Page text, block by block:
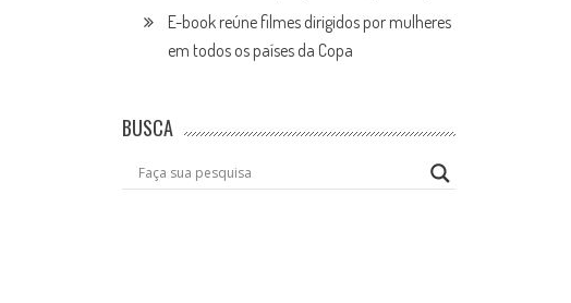
E-book reúne filmes dirigidos por mulheres
em todos os países da Copa
BUSCA